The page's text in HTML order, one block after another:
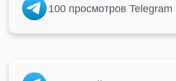
100 просмотров Telegram